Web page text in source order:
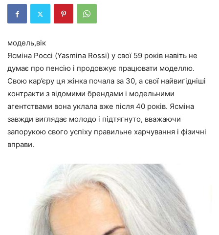
модель,вік
Ясміна Россі (Yasmina Rossi) у свої 59 років навіть не
думає про пенсію і продовжує працювати моделлю.
Свою кар’єру ця жінка почала за 30, а свої найвигідніші
контракти з відомими брендами і модельними
агентствами вона уклала вже після 40 років. Ясміна
завжди виглядає молодо і підтягнуто, вважаючи
запорукою свого успіху правильне харчування і фізичні
вправи.